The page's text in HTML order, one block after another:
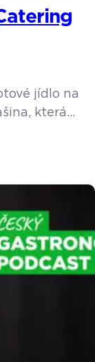
jídlo na
která
byznysu.